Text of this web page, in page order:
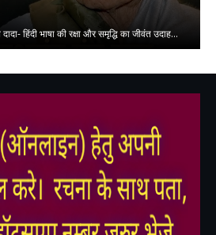
हिंदी भाषा की रक्षा और समृद्धि का जीवंत उदाह…